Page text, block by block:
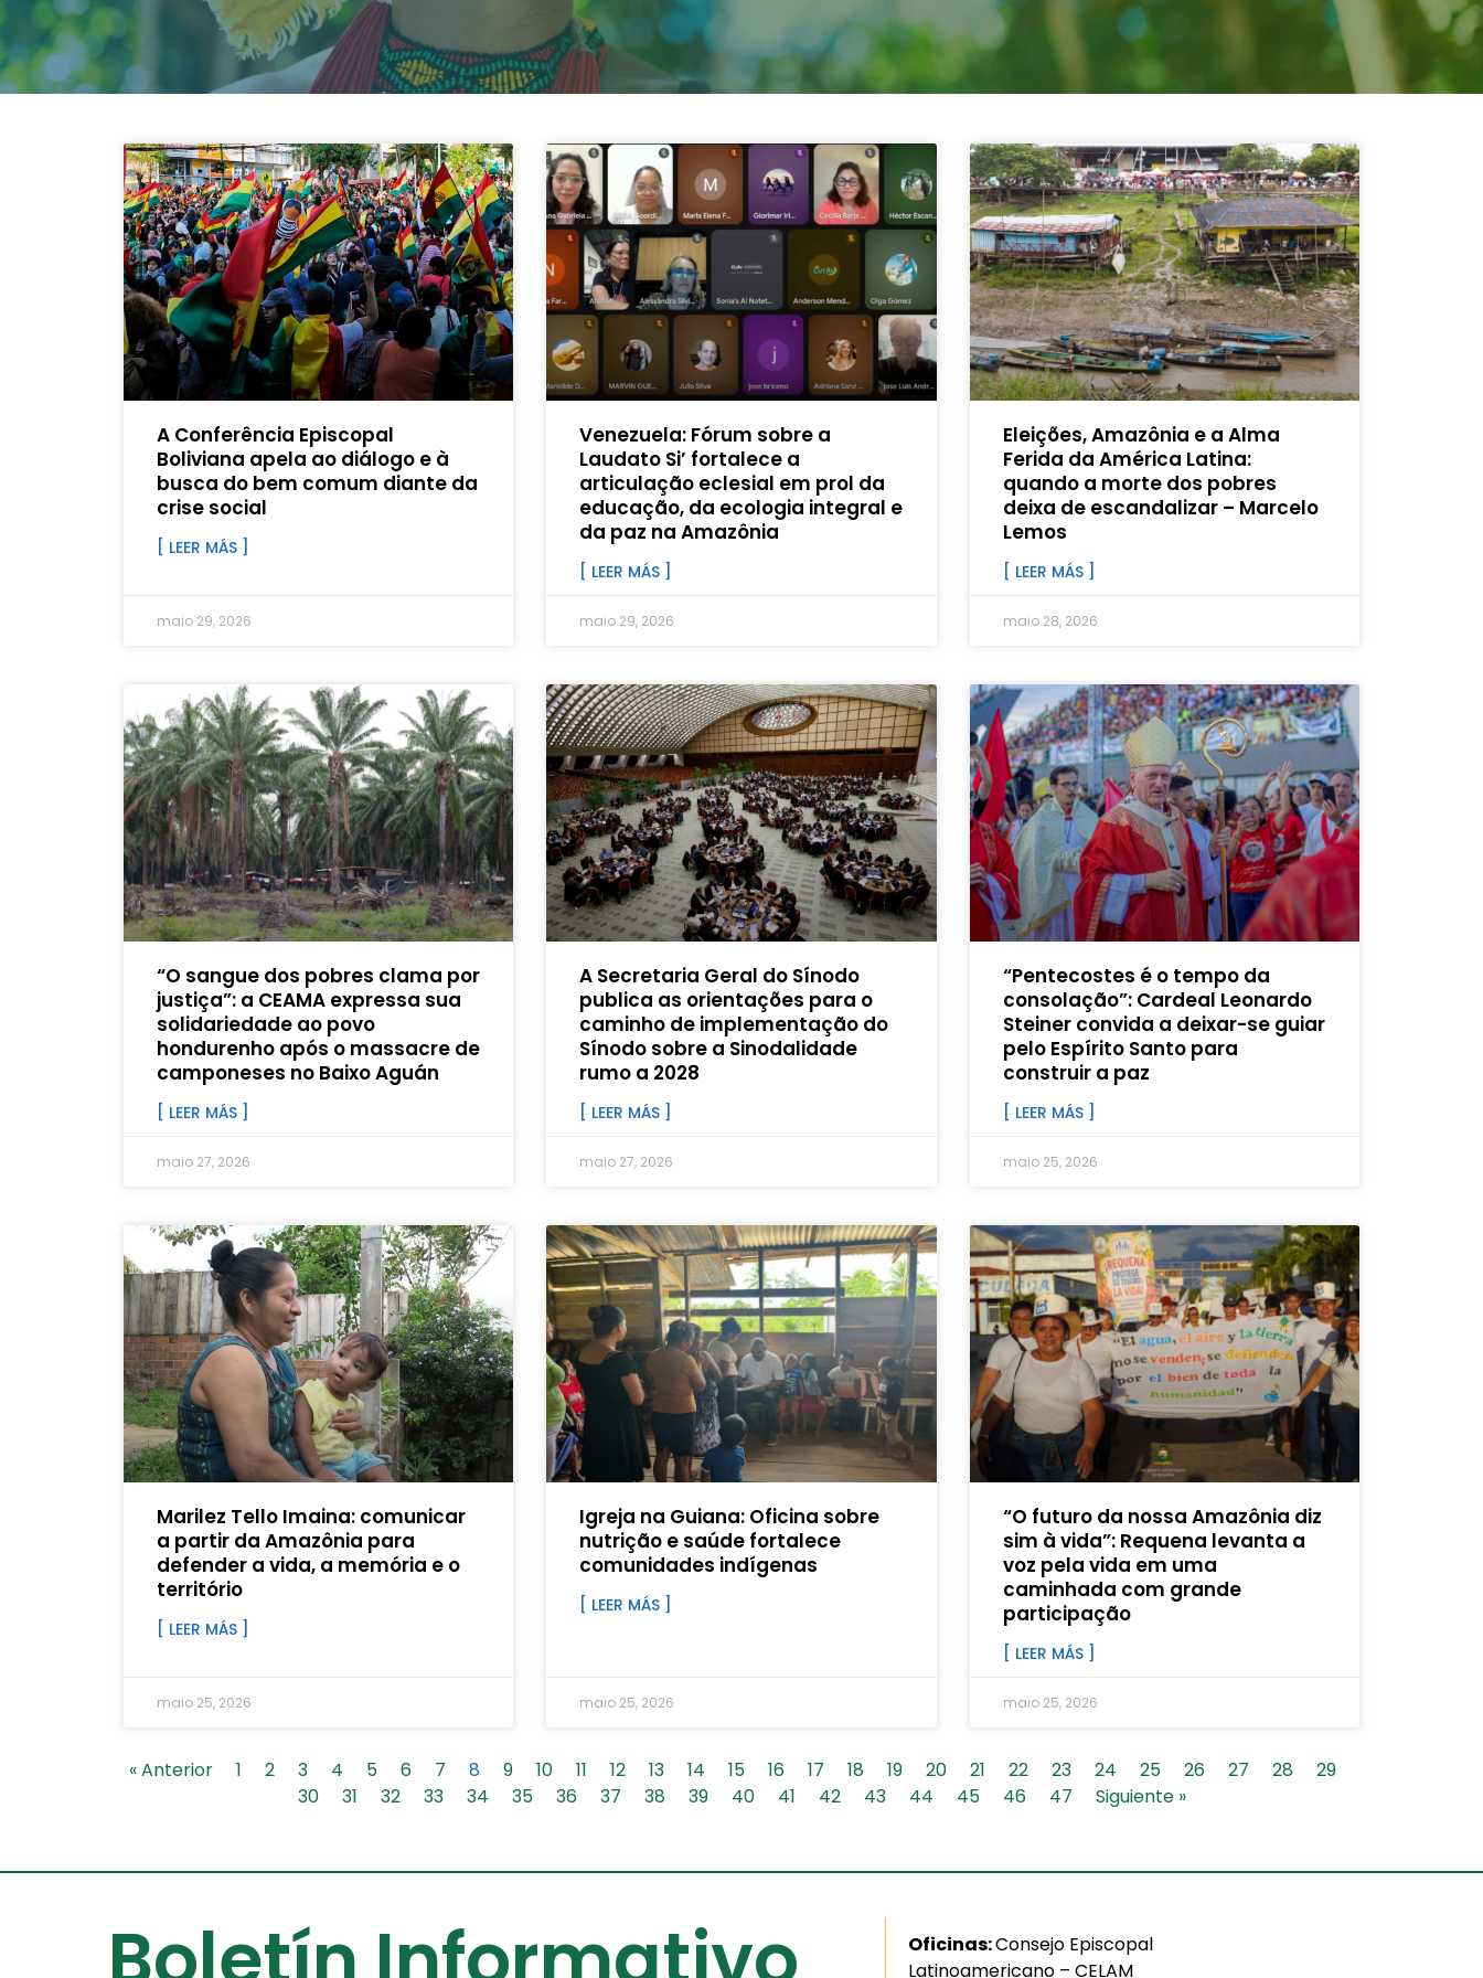
A Conferência Episcopal
Boliviana apela ao diálogo e à
busca do bem comum diante da
crise social
[ LEER MÁS ]
maio 29, 2026
Venezuela: Fórum sobre a
Laudato Si’ fortalece a
articulação eclesial em prol da
educação, da ecologia integral e
da paz na Amazônia
[ LEER MÁS ]
maio 29, 2026
Eleições, Amazônia e a Alma
Ferida da América Latina:
quando a morte dos pobres
deixa de escandalizar – Marcelo
Lemos
[ LEER MÁS ]
maio 28, 2026
“O sangue dos pobres clama por
justiça”: a CEAMA expressa sua
solidariedade ao povo
hondurenho após o massacre de
camponeses no Baixo Aguán
[ LEER MÁS ]
maio 27, 2026
A Secretaria Geral do Sínodo
publica as orientações para o
caminho de implementação do
Sínodo sobre a Sinodalidade
rumo a 2028
[ LEER MÁS ]
maio 27, 2026
“Pentecostes é o tempo da
consolação”: Cardeal Leonardo
Steiner convida a deixar-se guiar
pelo Espírito Santo para
construir a paz
[ LEER MÁS ]
maio 25, 2026
Marilez Tello Imaina: comunicar
a partir da Amazônia para
defender a vida, a memória e o
território
[ LEER MÁS ]
maio 25, 2026
Igreja na Guiana: Oficina sobre
nutrição e saúde fortalece
comunidades indígenas
[ LEER MÁS ]
maio 25, 2026
“O futuro da nossa Amazônia diz
sim à vida”: Requena levanta a
voz pela vida em uma
caminhada com grande
participação
[ LEER MÁS ]
maio 25, 2026
« Anterior 1 2 3 4 5 6 7 8 9 10 11 12 13 14 15 16 17 18 19 20 21 22 23 24 25 26 27 28
29
30
31 32 33 34 35 36 37 38 39 40 41 42 43 44 45 46 47 Siguiente »
Oficinas:Consejo Episcopal
Latinoamericano – CELAM